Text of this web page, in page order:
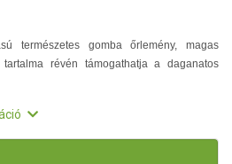
természetes gomba őrlemény, magas
révén támogathatja a daganatos